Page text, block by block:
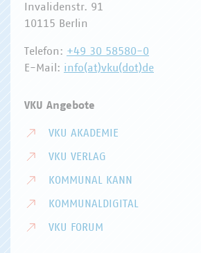
Invalidenstr. 91
10115 Berlin
Telefon: +49 30 58580-0
E-Mail: info(at)vku(dot)de
VKU Angebote
VKU AKADEMIE
VKU VERLAG
KOMMUNAL KANN
KOMMUNALDIGITAL
VKU FORUM